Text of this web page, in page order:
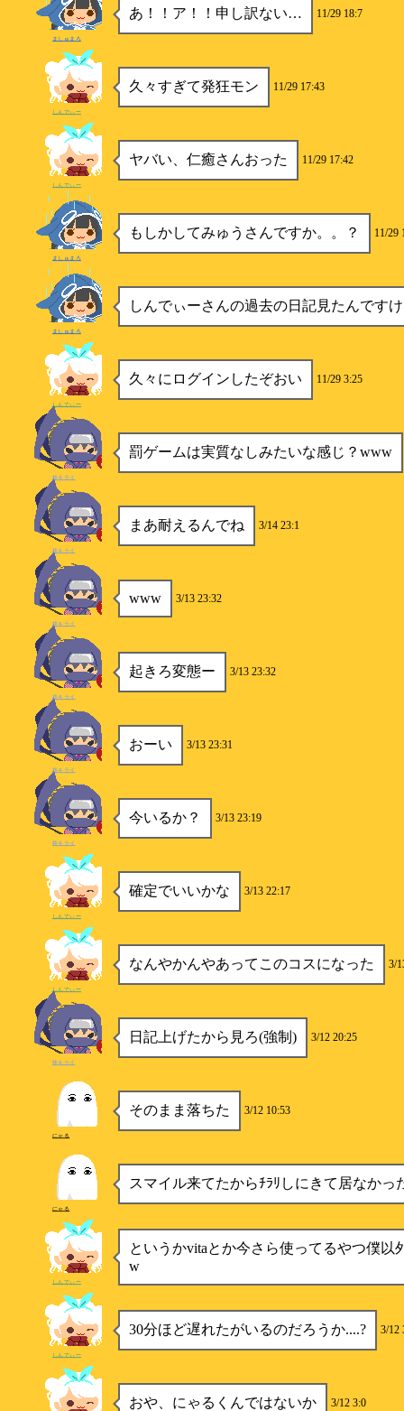
あ！！ア！！申し訳ない… 11/29 18:7
ましゅまろ
久々すぎて発狂モン 11/29 17:43
しんでぃー
ヤバい、仁癒さんおった 11/29 17:42
しんでぃー
もしかしてみゅうさんですか。。？ 11/29
ましゅまろ
しんでぃーさんの過去の日記見たんです
ましゅまろ
久々にログインしたぞおい 11/29 3:25
しんでぃー
罰ゲームは実質なしみたいな感じ？www
柊キライ
まあ耐えるんでね 3/14 23:1
柊キライ
www 3/13 23:32
柊キライ
起きろ変態ー 3/13 23:32
柊キライ
おーい 3/13 23:31
柊キライ
今いるか？ 3/13 23:19
柊キライ
確定でいいかな 3/13 22:17
しんでぃー
なんやかんやあってこのコスになった 3/
しんでぃー
日記上げたから見ろ(強制) 3/12 20:25
柊キライ
そのまま落ちた 3/12 10:53
にゃる
スマイル来てたからﾁﾗﾘしにきて居なかっ
にゃる
というかvitaとか今さら使ってるやつ僕以
w
しんでぃー
30分ほど遅れたがいるのだろうか....? 3/12
しんでぃー
おや、にゃるくんではないか 3/12 3:0